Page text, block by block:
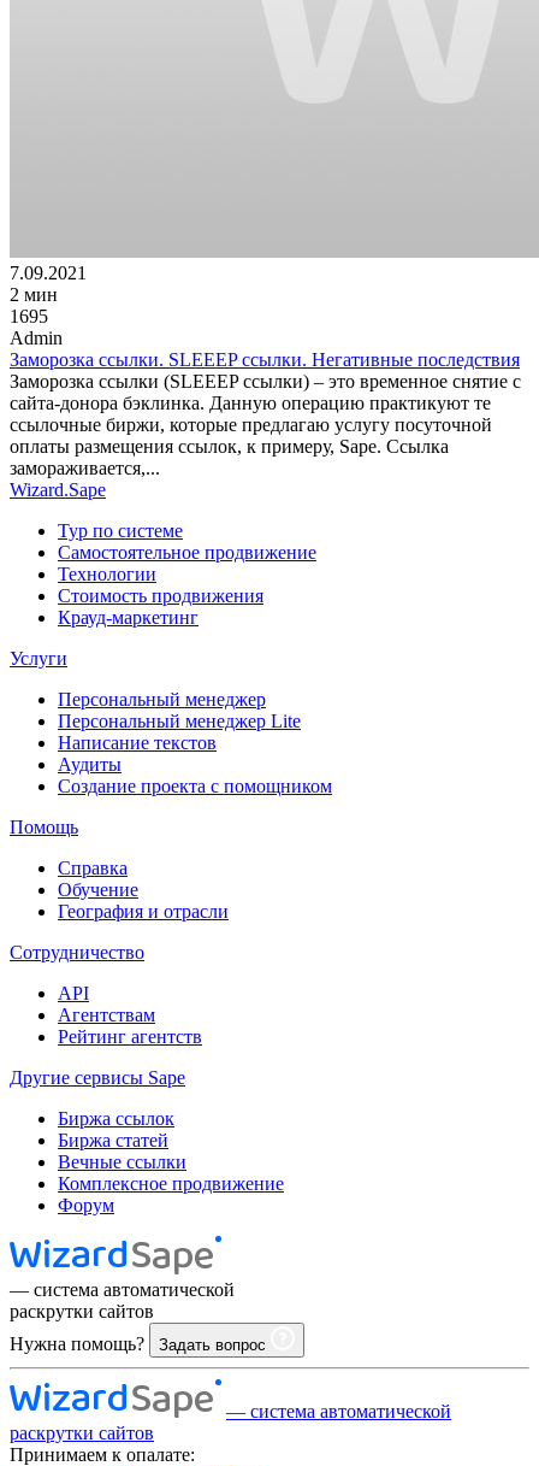
7.09.2021
2 мин
1695
Admin
Заморозка ссылки. SLEEEP ссылки. Негативные последствия
Заморозка ссылки (SLEEEP ссылки) – это временное снятие с
сайта-донора бэклинка. Данную операцию практикуют те
ссылочные биржи, которые предлагаю услугу посуточной
оплаты размещения ссылок, к примеру, Sape. Ссылка
замораживается,...
Wizard.Sape
Тур по системе
Самостоятельное продвижение
Технологии
Стоимость продвижения
Крауд-маркетинг
Услуги
Персональный менеджер
Персональный менеджер Lite
Написание текстов
Аудиты
Создание проекта с помощником
Помощь
Справка
Обучение
География и отрасли
Сотрудничество
API
Агентствам
Рейтинг агентств
Другие сервисы Sape
Биржа ссылок
Биржа статей
Вечные ссылки
Комплексное продвижение
Форум
— система автоматической
раскрутки сайтов
Нужна помощь?
Задать вопрос
— система автоматической
раскрутки сайтов
Принимаем к опалате: